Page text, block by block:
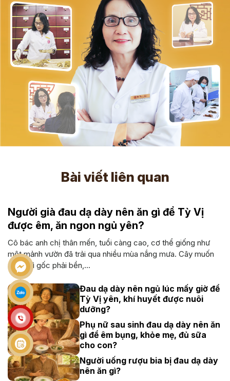
Bài viết liên quan
Người già đau dạ dày nên ăn gì để Tỳ Vị
được êm, ăn ngon ngủ yên?
Cô bác anh chị thân mến, tuổi càng cao, cơ thể giống như
một mảnh vườn đã trải qua nhiều mùa nắng mưa. Cây muốn
xanh thì gốc phải bền,...
Đau dạ dày nên ngủ lúc mấy giờ để
Tỳ Vị yên, khí huyết được nuôi
dưỡng?
Phụ nữ sau sinh đau dạ dày nên ăn
gì để êm bụng, khỏe mẹ, đủ sữa
cho con?
Người uống rượu bia bị đau dạ dày
nên ăn gì?